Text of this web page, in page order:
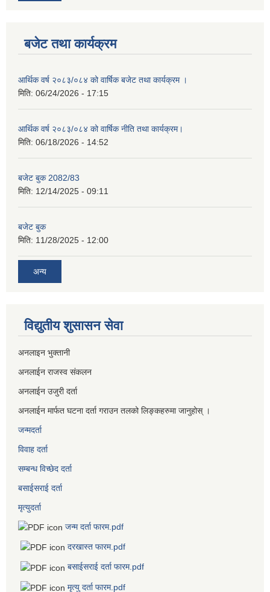
बजेट तथा कार्यक्रम
आर्थिक वर्ष २०८३/०८४ को वार्षिक बजेट तथा कार्यक्रम ।
मिति: 06/24/2026 - 17:15
आर्थिक वर्ष २०८३/०८४ को वार्षिक नीति तथा कार्यक्रम।
मिति: 06/18/2026 - 14:52
बजेट बुक 2082/83
मिति: 12/14/2025 - 09:11
बजेट बुक
मिति: 11/28/2025 - 12:00
अन्य
विद्युतीय शुसासन सेवा
अनलाइन भुक्तानी
अनलाईन राजस्व संकलन
अनलाईन उजुरी दर्ता
अनलाईन मार्फत घटना दर्ता गराउन तलको लिङ्कहरुमा जानुहोस् ।
जन्मदर्ता
विवाह दर्ता
सम्बन्ध विच्छेद दर्ता
बसाईसराई दर्ता
मृत्युदर्ता
जन्म दर्ता फारम.pdf
दरखास्त फारम.pdf
बसाईसराई दर्ता फारम.pdf
मृत्यु दर्ता फारम.pdf